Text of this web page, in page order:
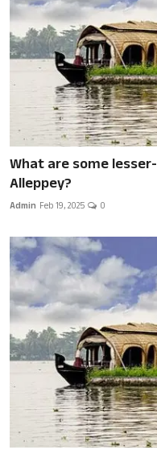
What are some
Alleppey?
Admin Feb 19, 2025 0